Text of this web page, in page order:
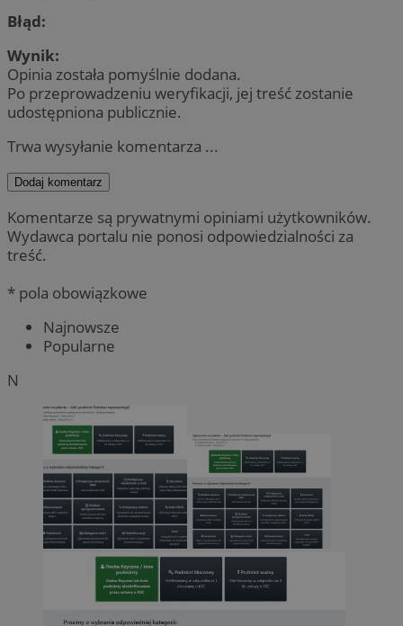
Błąd:
Wynik:
Opinia została pomyślnie dodana.
Po przeprowadzeniu weryfikacji, jej treść zostanie
udostępniona publicznie.
Trwa wysyłanie komentarza ...
Dodaj komentarz
Komentarze są prywatnymi opiniami użytkowników.
Wydawca portalu nie ponosi odpowiedzialności za
treść.
* pola obowiązkowe
Najnowsze
Popularne
N